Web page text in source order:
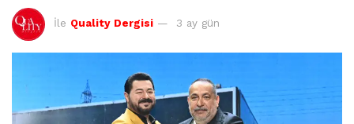
İle Quality Dergisi 3 ay gün